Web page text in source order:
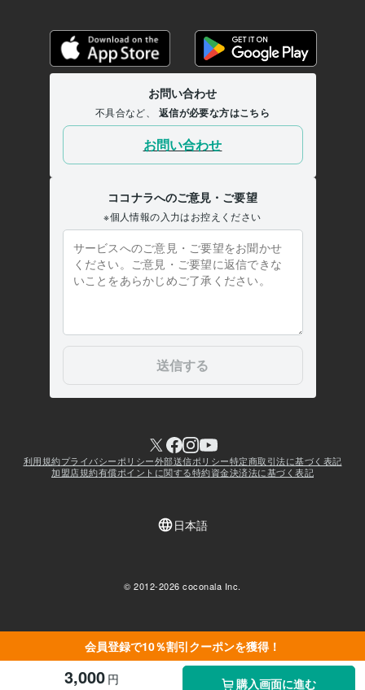
会員登録で10％割引クーポンを獲得！
3,000 円 購入画面に進む